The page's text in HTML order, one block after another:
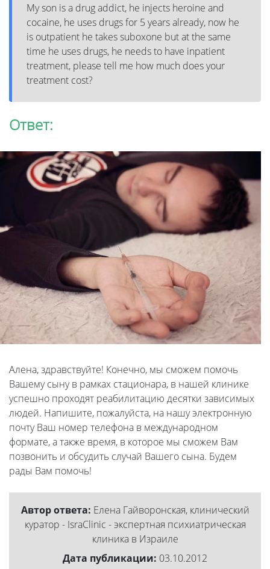
My son is a drug addict, he injects heroine and
cocaine, he uses drugs for 5 years already, now he
is outpatient he takes suboxone but at the same
time he uses drugs, he needs to have inpatient
treatment, please tell me how much does your
treatment cost?
Ответ:
Алена, здравствуйте! Конечно, мы сможем помочь
Вашему сыну в рамках стационара, в нашей клинике
успешно проходят реабилитацию десятки зависимых
людей. Напишите, пожалуйста, на нашу электронную
почту Ваш номер телефона в международном
формате, а также время, в которое мы сможем Вам
позвонить и обсудить случай Вашего сына. Будем
рады Вам помочь!
Автор ответа: Елена Гайворонская, клинический
куратор - IsraClinic - экспертная психиатрическая
клиника в Израиле
Дата публикации: 03.10.2012